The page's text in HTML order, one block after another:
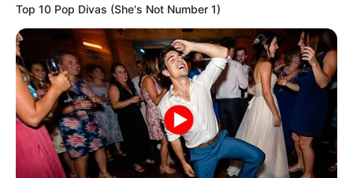
Top 10 Pop Divas (She's Not Number 1)